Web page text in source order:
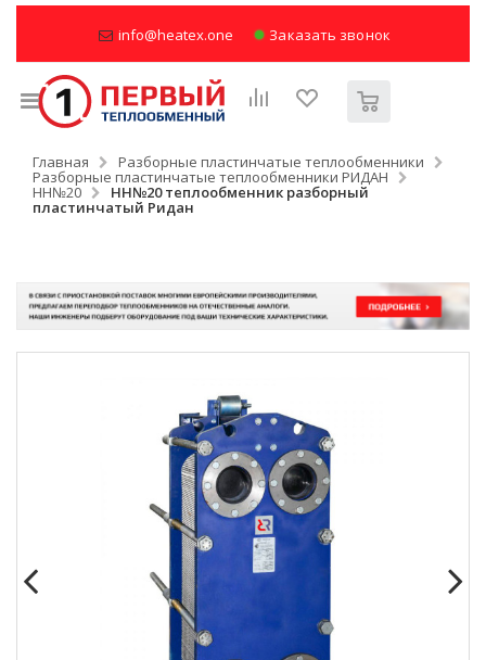
info@heatex.one Заказать звонок
Главная Разборные пластинчатые теплообменники
Разборные пластинчатые теплообменники РИДАН
НН№20 НН№20 теплообменник разборный
пластинчатый Ридан